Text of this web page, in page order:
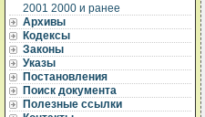
2001 2000 и ранее
Архивы
Кодексы
Законы
Указы
Постановления
Поиск документа
Полезные ссылки